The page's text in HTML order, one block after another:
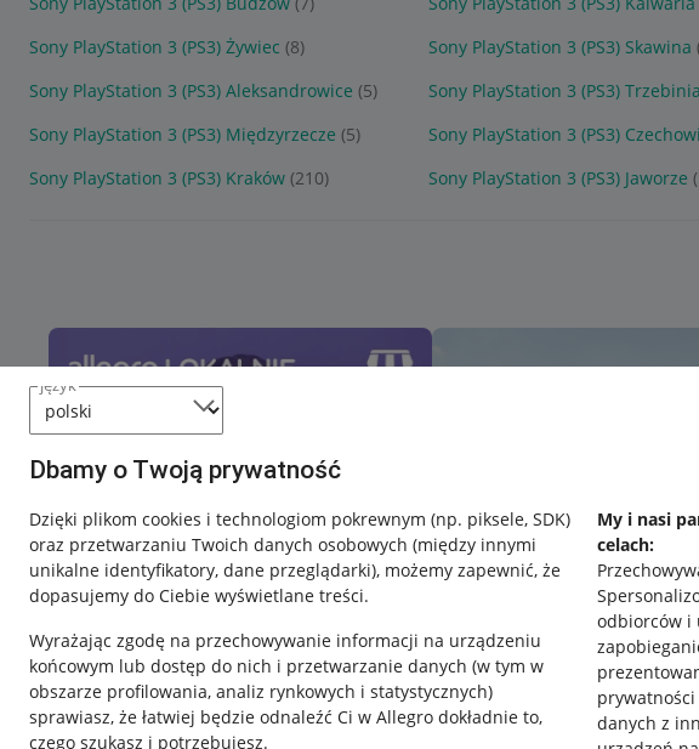
język
Dbamy o Twoją prywatność
Dzięki plikom cookies i technologiom pokrewnym (np. piksele, SDK)
oraz przetwarzaniu Twoich danych osobowych (między innymi
unikalne identyfikatory, dane przeglądarki), możemy zapewnić, że
dopasujemy do Ciebie wyświetlane treści.
Wyrażając zgodę na przechowywanie informacji na urządzeniu
końcowym lub dostęp do nich i przetwarzanie danych (w tym w
obszarze profilowania, analiz rynkowych i statystycznych)
sprawiasz, że łatwiej będzie odnaleźć Ci w Allegro dokładnie to,
czego szukasz i potrzebujesz.
My i nasi
celach:
odbiorców i
danych z
Sony PlayStation 3 (PS3) Żywiec (8) Sony PlayStation 3 (PS3) Skawina
Sony PlayStation 3 (PS3) Aleksandrowice (5) Sony PlayStation 3 (PS3) Trzebinia
Sony PlayStation 3 (PS3) Międzyrzecze (5) Sony PlayStation 3 (PS3)
Sony PlayStation 3 (PS3) Kraków (210) Sony PlayStation 3 (PS3) Jaworze